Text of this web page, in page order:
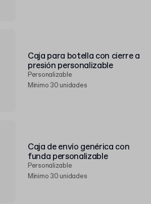
Caja para botella con cierre a
presión personalizable
Personalizable
Mínimo 30 unidades
Caja de envío genérica con
funda personalizable
Personalizable
Mínimo 30 unidades